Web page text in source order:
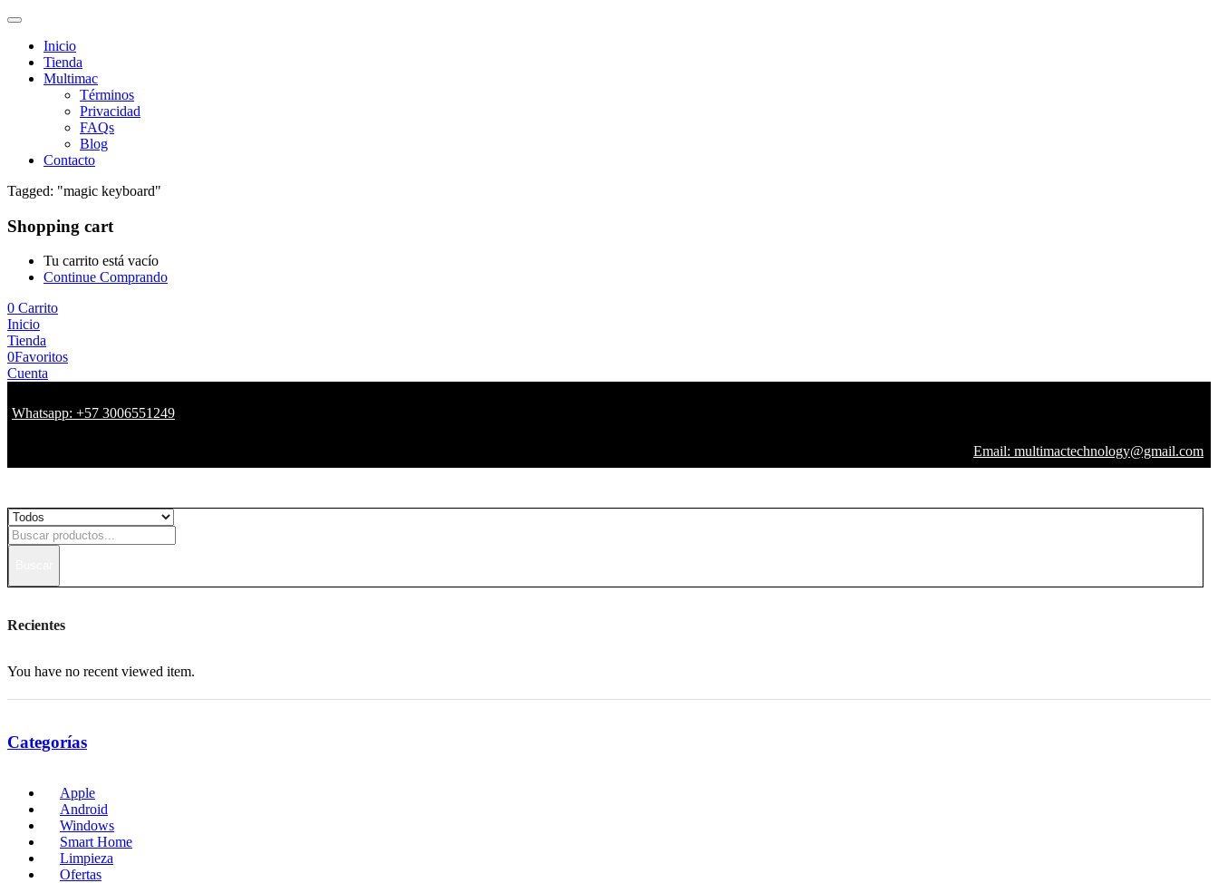
Inicio
Tienda
Multimac
Términos
Privacidad
FAQs
Blog
Contacto
Tagged: "magic keyboard"
Shopping cart
Tu carrito está vacío
Continue Comprando
0 Carrito
Inicio
Tienda
0Favoritos
Cuenta
Whatsapp: +57 3006551249
Email: multimactechnology@gmail.com
Recientes
You have no recent viewed item.
Categorías
Apple
Android
Windows
Smart Home
Limpieza
Ofertas